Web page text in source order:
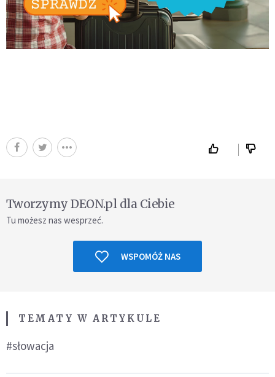
Tworzymy DEON.pl dla Ciebie
Tu możesz nas wesprzeć.
WSPOMÓŻ NAS
TEMATY W ARTYKULE
#słowacja